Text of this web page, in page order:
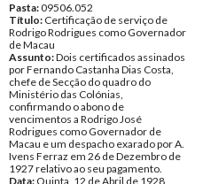
Pasta:09506.052
Título: Certificação de serviço de
Rodrigo Rodrigues como Governador
de Macau
Assunto:Dois certificados assinados
por Fernando Castanha Dias Costa,
chefe de Secção do quadro do
Ministério das Colónias,
confirmando o abono de
vencimentos a Rodrigo José
Rodrigues como Governador de
Macau e um despacho exarado por A.
Ivens Ferraz em 26 de Dezembro de
1927 relativo ao seu pagamento.
Data: Quinta, 12 de Abril de 1928